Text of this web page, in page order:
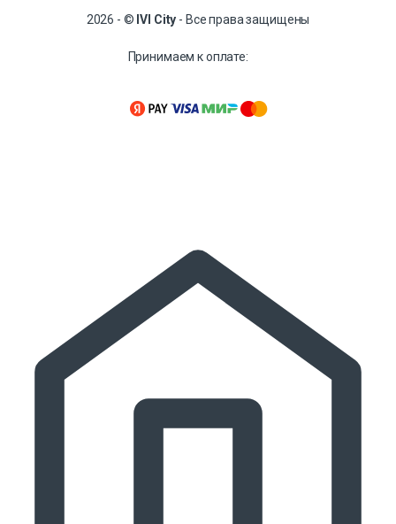
2026 - © IVI City - Все права защищены
Принимаем к оплате: